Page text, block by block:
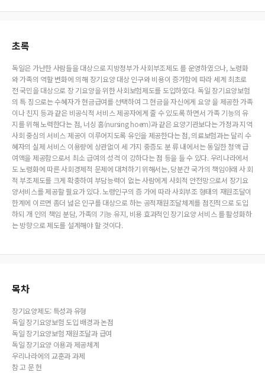
초록
독일은 가난한 사람들을 대상으로 지방정부가 사회부조제도 를 운영하였으나, 노령화
와 가족의 역할 변화에 의해 장기요양 대상 인구와 비용이 증가함에 따라 세계 최초로
전 국민을 대상으로 장 기요양을 위한 사회보험제도를 도입하였다. 독일 장기요양보험
의 특 징으로는 수혜자가 현금급여를 선택하여 그 현금을 자신에게 요양 을 제공한 가족
이나 친지 등과 같은 비공식적 서비스 제공자에게 줄 수 있도록 하면서 가족 기능의 유
지를 위해 노력한다는 점, 너싱 홈(nursing hoem)과 같은 요양기관보다는 가정과 지역
사회 중심의 서비스 제공이 이루어지도록 유인을 제공한다는 점, 의료보험과는 달리 수
혜자의 실제 서비스 이용량에 상관없이 세 가지 중증도 분 류 내에서는 동일한 정액 급
여액을 제공함으로서 최소 급여의 성격 이 강하다는 점 등을 들 수 있다. 우리나라에서
도 노령화에 따른 사회경제적 문제에 대처하기 위해서는, 당분간 국가의 책임아래 사 회
적 부조제도를 크게 확충하여 부담능력이 없는 사람에게 사회적 안전망으로서 장기요
양서비스를 제공할 필요가 있다. 노령인구의 증 가에 따라 사회부조 형태의 재원조달이
한계에 이르면 좀더 넓은 인구를 대상으로 하는 공적재원조달체계를 점진적으로 도입
하되 개 인의 책임 분담, 가족의 기능 유지, 비용 효과적인 장기요양 서비스 를 활성화하
는 방향으로 제도를 설계해야 할 것이다.
목차
장기요양제도: 특성과 유형
독일 장기요양보험 도입 배경과 논점
독일 장기요양보험 재원조달과 급여
독일 장기요양 이용과 제공체계
우리나라에의 교훈과 과제
참 고 문 헌